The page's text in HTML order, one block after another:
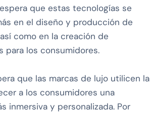
que estas tecnologías se
en el diseño y producción de
como en la creación de
para los consumidores.
que las marcas de lujo utilicen la
a los consumidores una
inmersiva y personalizada. Por